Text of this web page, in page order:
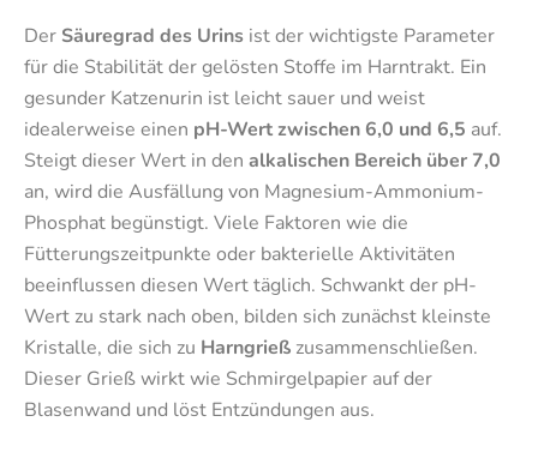
Der Säuregrad des Urins ist der wichtigste Parameter
für die Stabilität der gelösten Stoffe im Harntrakt. Ein
gesunder Katzenurin ist leicht sauer und weist
idealerweise einen pH-Wert zwischen 6,0 und 6,5 auf.
Steigt dieser Wert in den alkalischen Bereich über 7,0
an, wird die Ausfällung von Magnesium-Ammonium-
Phosphat begünstigt. Viele Faktoren wie die
Fütterungszeitpunkte oder bakterielle Aktivitäten
beeinflussen diesen Wert täglich. Schwankt der pH-
Wert zu stark nach oben, bilden sich zunächst kleinste
Kristalle, die sich zu Harngrieß zusammenschließen.
Dieser Grieß wirkt wie Schmirgelpapier auf der
Blasenwand und löst Entzündungen aus.